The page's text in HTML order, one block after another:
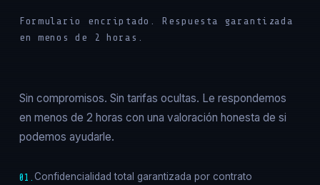
Formulario encriptado. Respuesta garantizada
en menos de 2 horas.
Sin compromisos. Sin tarifas ocultas. Le respondemos
en menos de 2 horas con una valoración honesta de si
podemos ayudarle.
01. Confidencialidad total garantizada por contrato